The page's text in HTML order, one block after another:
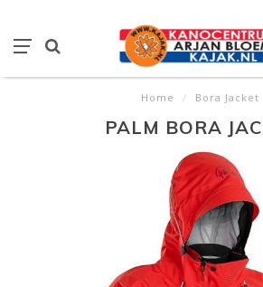
Home / Bora Jacket
PALM BORA